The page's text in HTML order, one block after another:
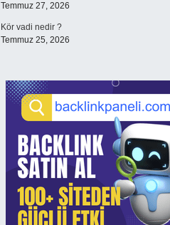
Temmuz 27, 2026
Kör vadi nedir ?
Temmuz 25, 2026